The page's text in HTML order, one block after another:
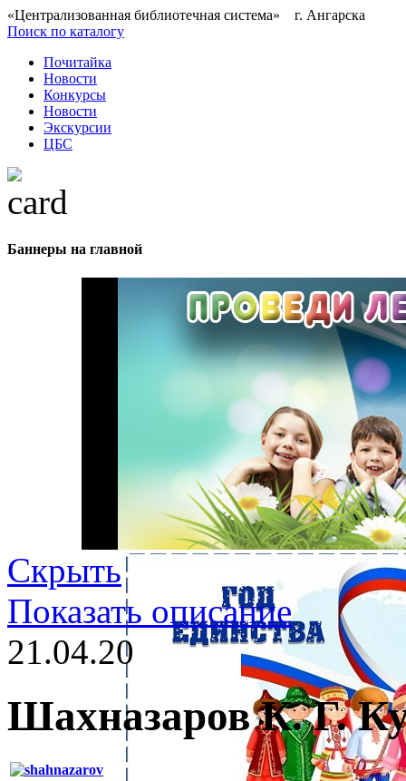
«Централизованная библиотечная система» г. Ангарска
Поиск по каталогу
Почитайка
Новости
Конкурсы
Новости
Экскурсии
ЦБС
Баннеры на главной
Скрыть
Показать описание
21.04.20
Шахназаров К. Г.